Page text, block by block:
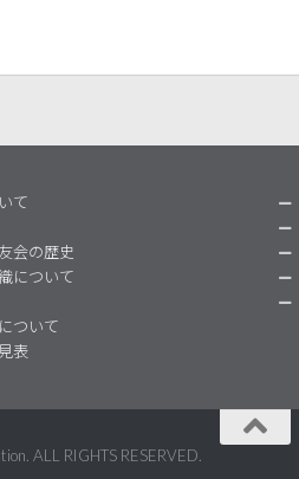
て
会の歴史
について
ついて
表
ALL RIGHTS RESERVED.